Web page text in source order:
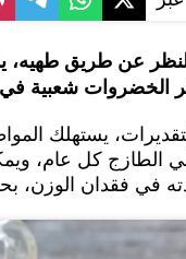
عن طريق طهيه،
الخضروات شعبية في
الطازج كل عام،
في فقدان الوزن،